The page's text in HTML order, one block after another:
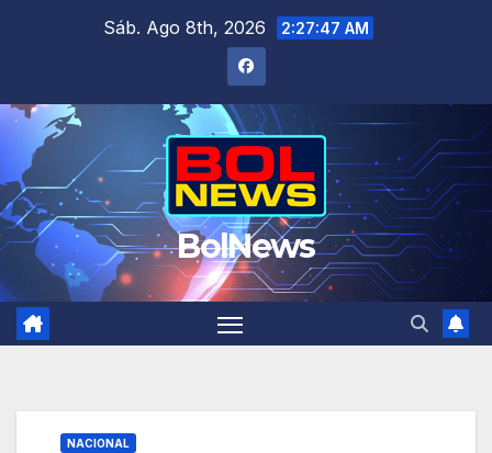
Sáb. Ago 8th, 2026 2:27:48 AM
BolNews
NACIONAL